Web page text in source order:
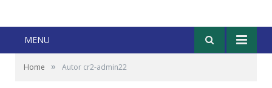
MENU
Home » Autor cr2-admin22